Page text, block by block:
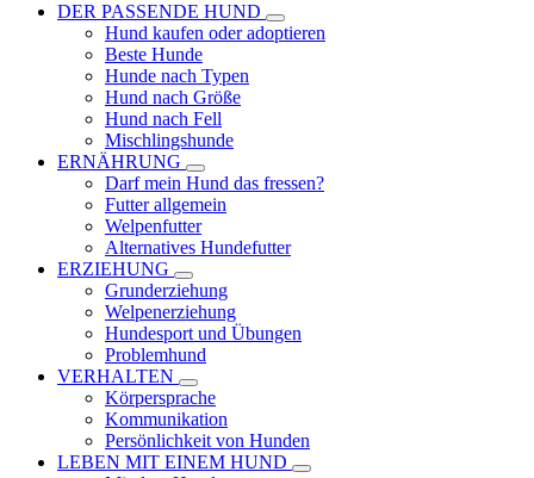
DER PASSENDE HUND
Hund kaufen oder adoptieren
Beste Hunde
Hunde nach Typen
Hund nach Größe
Hund nach Fell
Mischlingshunde
ERNÄHRUNG
Darf mein Hund das fressen?
Futter allgemein
Welpenfutter
Alternatives Hundefutter
ERZIEHUNG
Grunderziehung
Welpenerziehung
Hundesport und Übungen
Problemhund
VERHALTEN
Körpersprache
Kommunikation
Persönlichkeit von Hunden
LEBEN MIT EINEM HUND